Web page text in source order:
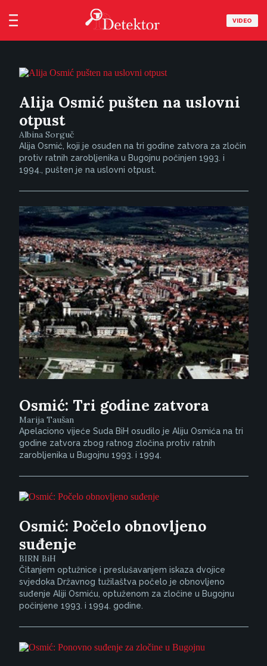
VIDEO
Alija Osmić pušten na uslovni
otpust
Albina Sorguč
Alija Osmić, koji je osuđen na tri godine zatvora za zločin
protiv ratnih zarobljenika u Bugojnu počinjen 1993. i
1994., pušten je na uslovni otpust.
Osmić: Tri godine zatvora
Marija Taušan
Apelaciono vijeće Suda BiH osudilo je Aliju Osmića na tri
godine zatvora zbog ratnog zločina protiv ratnih
zarobljenika u Bugojnu 1993. i 1994.
Osmić: Počelo obnovljeno
suđenje
BIRN BiH
Čitanjem optužnice i preslušavanjem iskaza dvojice
svjedoka Državnog tužilaštva počelo je obnovljeno
suđenje Aliji Osmiću, optuženom za zločine u Bugojnu
počinjene 1993. i 1994. godine.